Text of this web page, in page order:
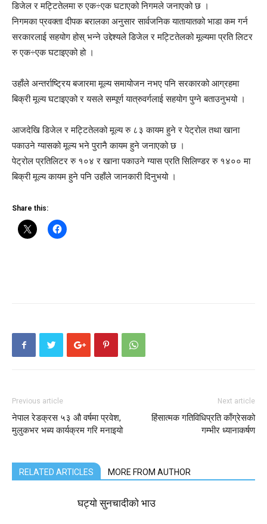
डिजेल र मट्टितेलमा रु एक÷एक घटाएको निगमले जनाएको छ ।
निगमका प्रवक्ता दीपक बरालका अनुसार सार्वजनिक यातायातको भाडा कम गर्न
सरकारलाई सहयोग होस् भन्ने उद्देश्यले डिजेल र मट्टितेलको मूल्यमा प्रति लिटर
रु एक÷एक घटाइएको हो ।
उहाँले अन्तर्राष्ट्रिय बजारमा मूल्य समायोजन नभए पनि सरकारको आग्रहमा
बिक्री मूल्य घटाइएको र यसले सम्पूर्ण यात्रुवर्गलाई सहयोग पुग्ने बताउनुभयो ।
आजदेखि डिजेल र मट्टितेलको मूल्य रु ८३ कायम हुने र पेट्रोल तथा खाना
पकाउने ग्यासको मूल्य भने पुरानै कायम हुने जनाएको छ ।
पेट्रोल प्रतिलिटर रु १०४ र खाना पकाउने ग्यास प्रति सिलिण्डर रु १४०० मा
बिक्री मूल्य कायम हुने पनि उहाँले जानकारी दिनुभयो ।
Share this:
Previous article
नेपाल रेडक्रस ५३ औ वर्षमा प्रवेश,
मुलुकभर भब्य कार्यक्रम गरि मनाइयो
Next article
हिंसात्मक गतिविधिप्रति काँग्रेसको
गम्भीर ध्यानाकर्षण
RELATED ARTICLES MORE FROM AUTHOR
घट्याे सुनचादीकाे भाउ